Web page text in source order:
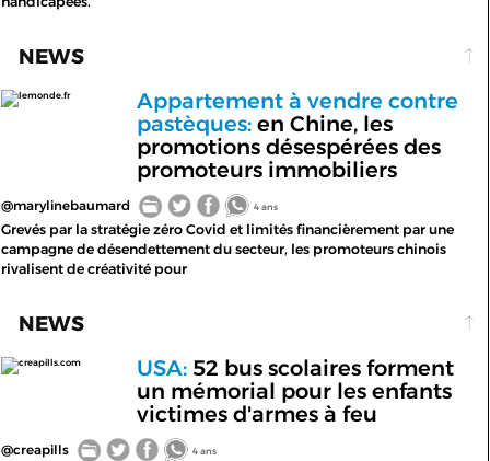
NEWS
lemonde.fr
Appartement à vendre contre
pastèques:en Chine, les
promotions désespérées des
promoteurs immobiliers
@marylinebaumard 4 ans
Grevés par la stratégie zéro Covid et limités financièrement par une
campagne de désendettement du secteur, les promoteurs chinois
rivalisent de créativité pour
NEWS
creapills.com USA:52 bus scolaires forment
un mémorial pour les enfants
victimes d'armes à feu
@creapills 4 ans